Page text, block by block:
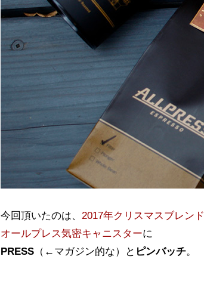
今回頂いたのは、 2017年クリスマスブレンド
オールプレス気密キャニスターに
PRESS （←マガジン的な）と ピンバッチ。